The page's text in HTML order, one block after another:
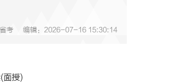
省考 编辑：2026-07-16 15:30:14
面授)